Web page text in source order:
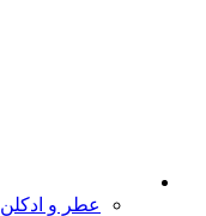
عطر و ادکلن